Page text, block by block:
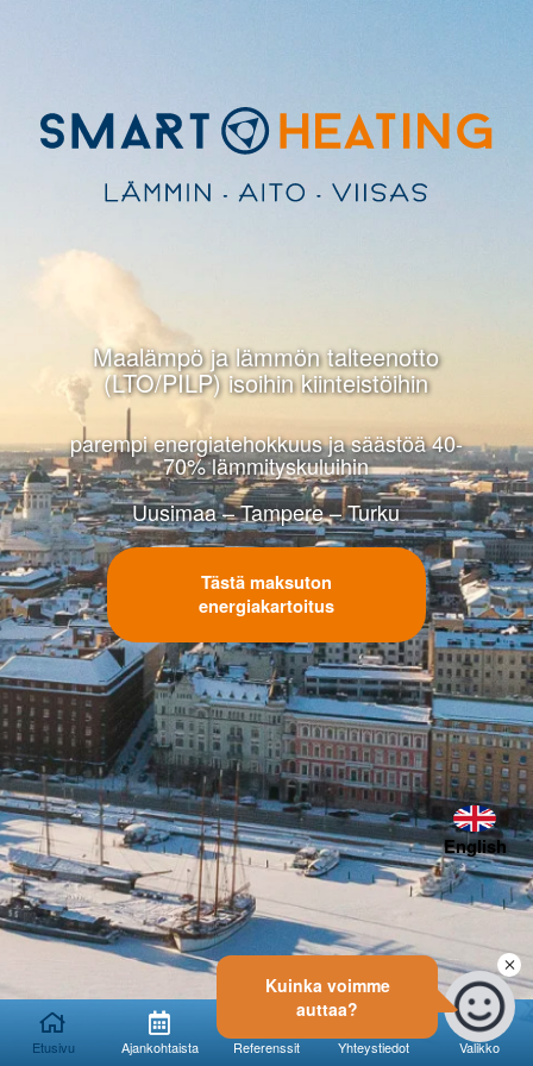
Etusivu Ajankohtaista Referenssit Yhteystiedot Valikko
English
Maalämpö ja lämmön talteenotto
(LTO/PILP) isoihin kiinteistöihin
parempi energiatehokkuus ja säästöä 40-
70% lämmityskuluihin
Uusimaa – Tampere – Turku
Tästä maksuton
energiakartoitus
Kuinka voimme
auttaa?